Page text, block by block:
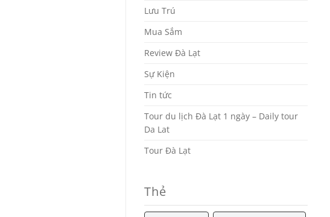
Lưu Trú
Mua Sắm
Review Đà Lạt
Sự Kiện
Tin tức
Tour du lịch Đà Lạt 1 ngày – Daily tour
Da Lat
Tour Đà Lạt
Thẻ